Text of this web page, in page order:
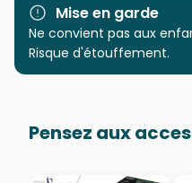
Catégorie
Mise en garde
Ne convient pas aux
Risque d'étouffement.
Pensez aux